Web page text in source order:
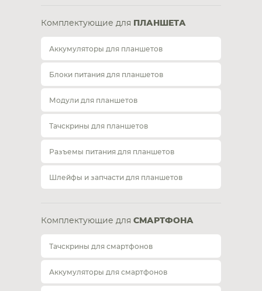
Комплектующие для ПЛАНШЕТА
Аккумуляторы для планшетов
Блоки питания для планшетов
Модули для планшетов
Тачскрины для планшетов
Разъемы питания для планшетов
Шлейфы и запчасти для планшетов
Комплектующие для СМАРТФОНА
Тачскрины для смартфонов
Аккумуляторы для смартфонов